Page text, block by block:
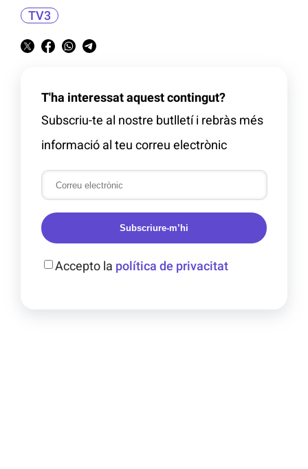
TV3
T'ha interessat aquest contingut?
Subscriu-te al nostre butlletí i rebràs més
informació al teu correu electrònic
Subscriure-m’hi
Accepto la política de privacitat